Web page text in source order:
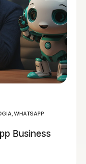
,WHATSAPP
Business